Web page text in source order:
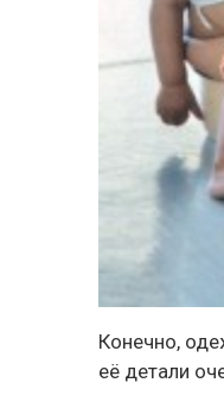
Конечно,
её детали